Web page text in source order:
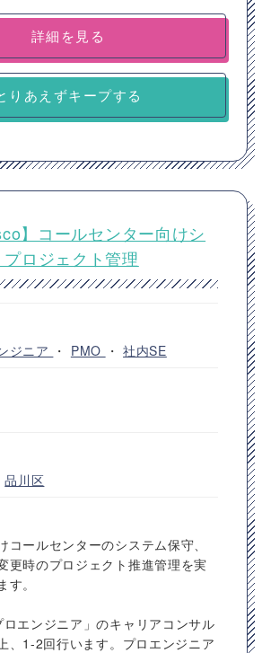
詳細を見る
りあえずキープする
】コールセンター向けシ
ロジェクト管理
ジニア ・ PMO ・社内SE
品川区
コールセンターのシステム保守、
更時のプロジェクト推進管理を実
。
エンジニア」のキャリアコンサル
、1-2回行います。プロエンジニア